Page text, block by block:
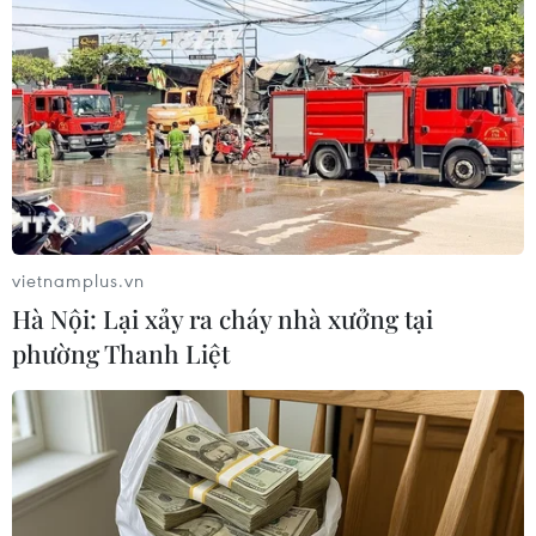
Pháp xem xét trả lại nhiều tác phẩm nghệ
thuật cho các nước châu Phi
23/11/2018 11:10
Giám đốc các bảo tàng ở nhiều nước châu Phi hoan
nghênh báo cáo kêu gọi Pháp trao trả hàng nghìn tác
phẩm nghệ thuật bị đưa ra khỏi châu lục trong thời kỳ
thuộc địa trước đây.
vietnamplus.vn
Hà Nội: Lại xảy ra cháy nhà xưởng tại
phường Thanh Liệt